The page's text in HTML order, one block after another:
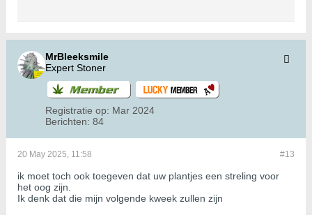
MrBleeksmile
Expert Stoner
Registratie op: Mar 2024
Berichten: 84
#13
20 May 2025, 11:58
ik moet toch ook toegeven dat uw plantjes een streling voor
het oog zijn.
Ik denk dat die mijn volgende kweek zullen zijn